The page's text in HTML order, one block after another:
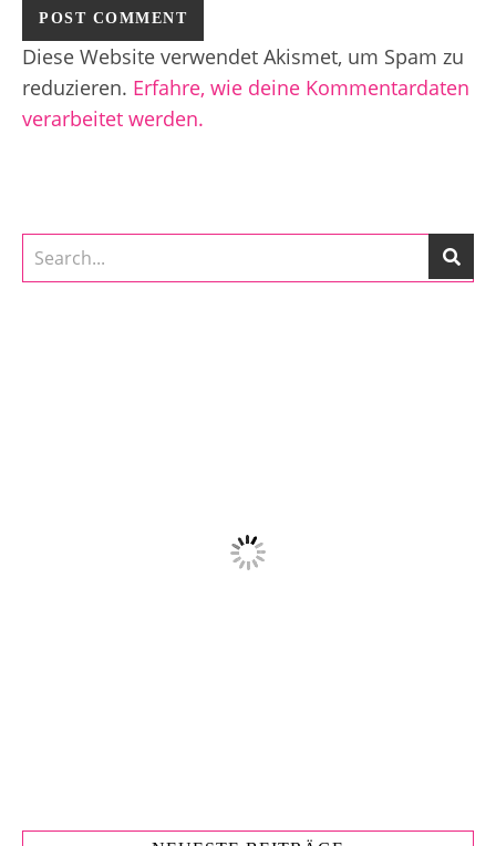
Diese Website verwendet Akismet, um Spam zu
reduzieren. Erfahre, wie deine Kommentardaten
verarbeitet werden.